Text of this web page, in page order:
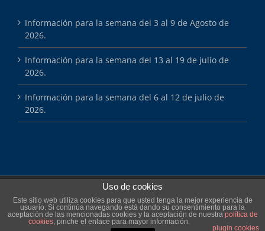
Información para la semana del 3 al 9 de Agosto de
2026.
Información para la semana del 13 al 19 de julio de
2026.
Información para la semana del 6 al 12 de julio de
2026.
Copyright 2025 Esports Màsters
Facebook
Uso de cookies
Este sitio web utiliza cookies para que usted tenga la mejor experiencia de
usuario. Si continúa navegando está dando su consentimiento para la
aceptación de las mencionadas cookies y la aceptación de nuestra política de
cookies, pinche el enlace para mayor información.
plugin cookies